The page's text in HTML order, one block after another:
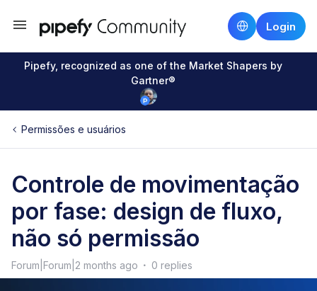
Login
Pipefy, recognized as one of the Market Shapers by
Gartner®
Permissões e usuários
Controle de movimentação
por fase: design de fluxo,
não só permissão
Forum|Forum|2 months ago 0 replies